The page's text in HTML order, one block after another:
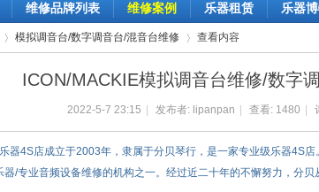
维修品牌列表 维修案例 乐器租赁 乐器
模拟调音台/数字调音台/混音台维修
›
查看内容
ICON/MACKIE模拟调音台维修/数字
2022-5-7 23:15 发布者: lipanpan 查看: 1480
器4S店成立于2003年，隶属于分贝琴行，是一家专业级乐器4S
/专业音频设备维修的机构之一。经过近二十年的不懈努力，分贝